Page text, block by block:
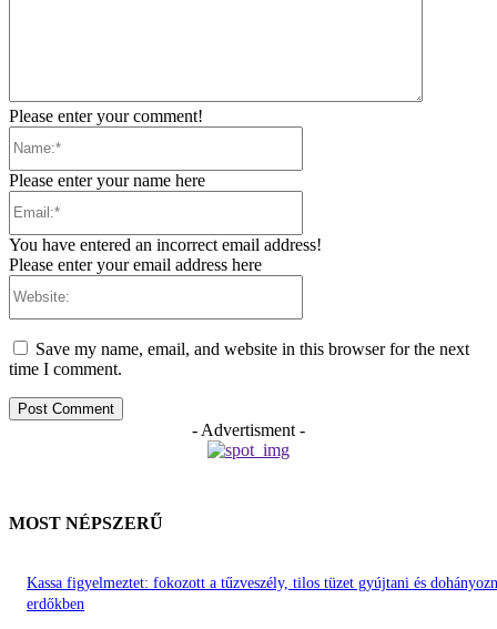
Please enter your comment!
Please enter your name here
You have entered an incorrect email address!
Please enter your email address here
Save my name, email, and website in this browser for the next
time I comment.
- Advertisment -
MOST NÉPSZERŰ
Kassa figyelmeztet: fokozott a tűzveszély, tilos tüzet gyújtani és
erdőkben